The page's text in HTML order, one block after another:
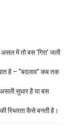
में तो बस ‘गिरा’ जली
है – “बदलाव” कब तक
सुधार है या बस
स्थिरता कैसे बनती है।